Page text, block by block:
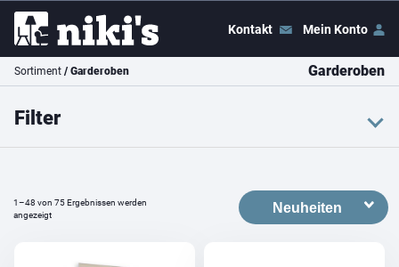
Kontakt Mein Konto
Sortiment / Garderoben Garderoben
Filter
rot
1–48 von 75 Ergebnissen werden
angezeigt